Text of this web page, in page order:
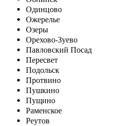
Одинцово
Ожерелье
Озеры
Орехово-Зуево
Павловский Посад
Пересвет
Подольск
Протвино
Пушкино
Пущино
Раменское
Реутов